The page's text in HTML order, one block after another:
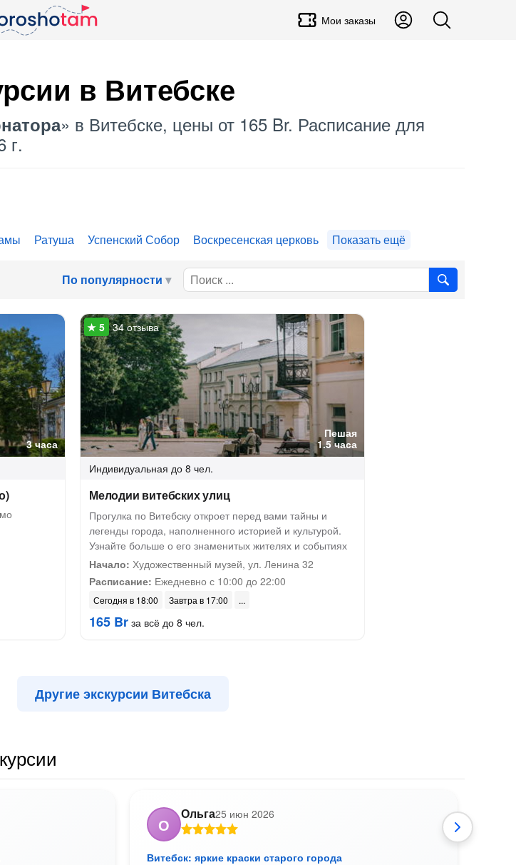
Мои заказы
в Витебске
» в Витебске, цены от 165 Br. Расписание для
г.
Ратуша Успенский Собор Воскресенская церковь Показать ещё
По популярности
3 часа
Пешая
1.5 часа
34 отзыва
Индивидуальная до 8 чел.
Мелодии витебских улиц
Прогулка по Витебску откроет перед вами тайны и
легенды города, наполненного историей и культурой.
Узнайте больше о его знаменитых жителях и событиях
Начало: Художественный музей, ул. Ленина 32
Расписание: Ежедневно с 10:00 до 22:00
Сегодня в 18:00 Завтра в 17:00
165 Br за всё до 8 чел.
Другие экскурсии Витебска
О
Ольга25 июн 2026
Витебск: яркие краски старого города